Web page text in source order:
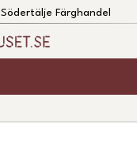
Södertälje Färghandel